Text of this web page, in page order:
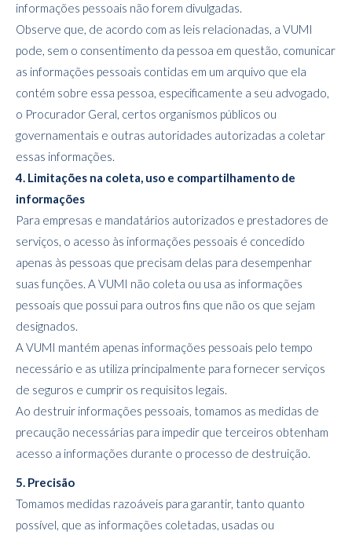
informações pessoais não forem divulgadas.
Observe que, de acordo com as leis relacionadas, a VUMI
pode, sem o consentimento da pessoa em questão, comunicar
as informações pessoais contidas em um arquivo que ela
contém sobre essa pessoa, especificamente a seu advogado,
o Procurador Geral, certos organismos públicos ou
governamentais e outras autoridades autorizadas a coletar
essas informações.
4. Limitações na coleta, uso e compartilhamento de
informações
Para empresas e mandatários autorizados e prestadores de
serviços, o acesso às informações pessoais é concedido
apenas às pessoas que precisam delas para desempenhar
suas funções. A VUMI não coleta ou usa as informações
pessoais que possui para outros fins que não os que sejam
designados.
A VUMI mantém apenas informações pessoais pelo tempo
necessário e as utiliza principalmente para fornecer serviços
de seguros e cumprir os requisitos legais.
Ao destruir informações pessoais, tomamos as medidas de
precaução necessárias para impedir que terceiros obtenham
acesso a informações durante o processo de destruição.
5. Precisão
Tomamos medidas razoáveis para garantir, tanto quanto
possível, que as informações coletadas, usadas ou